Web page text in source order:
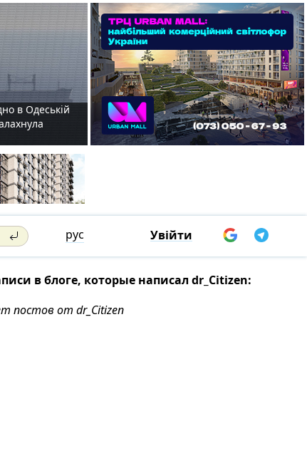
в Одеській
рус Увійти
в блоге, которые написал dr_Citizen:
постов от dr_Citizen